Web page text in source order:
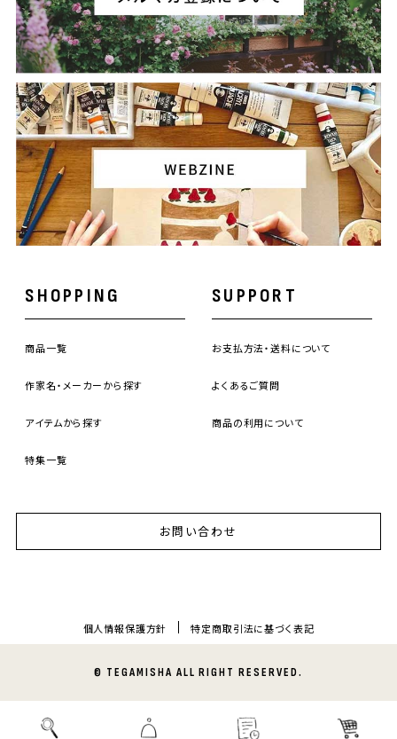
SHOPPING
商品一覧
作家名・メーカーから探す
アイテムから探す
特集一覧
SUPPORT
お支払方法・送料について
よくあるご質問
商品の利用について
お問い合わせ
個人情報保護方針 特定商取引法に基づく表記
© TEGAMISHA ALL RIGHT RESERVED.